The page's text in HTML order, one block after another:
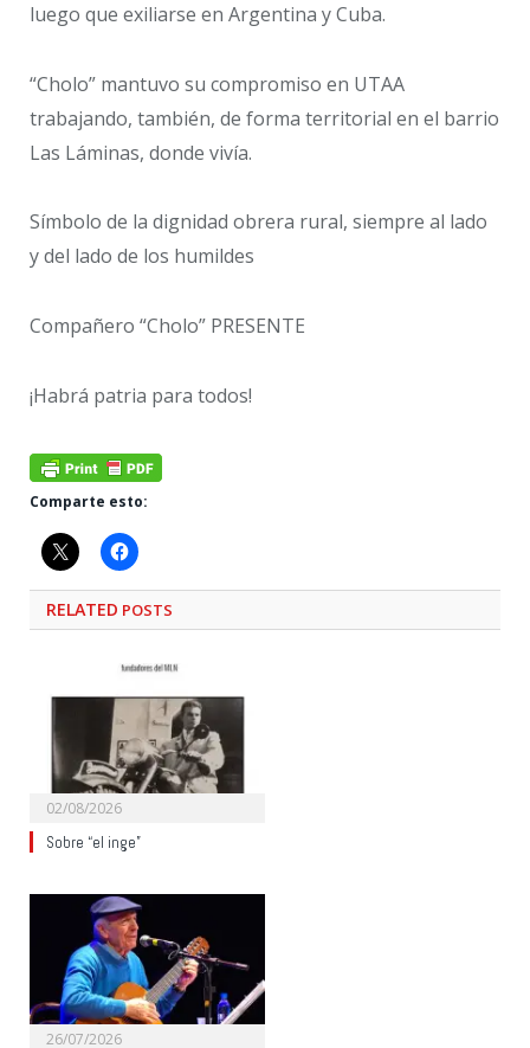
luego que exiliarse en Argentina y Cuba.
“Cholo” mantuvo su compromiso en UTAA
trabajando, también, de forma territorial en el barrio
Las Láminas, donde vivía.
Símbolo de la dignidad obrera rural, siempre al lado
y del lado de los humildes
Compañero “Cholo” PRESENTE
¡Habrá patria para todos!
Comparte esto:
RELATED POSTS
02/08/2026
Sobre “el inge”
26/07/2026